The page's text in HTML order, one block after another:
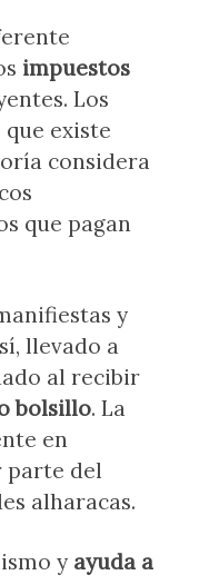
impuestos
Los
existe
considera
que pagan
y
llevado a
al recibir
bolsillo. La
en
parte del
alharacas.
y ayuda a